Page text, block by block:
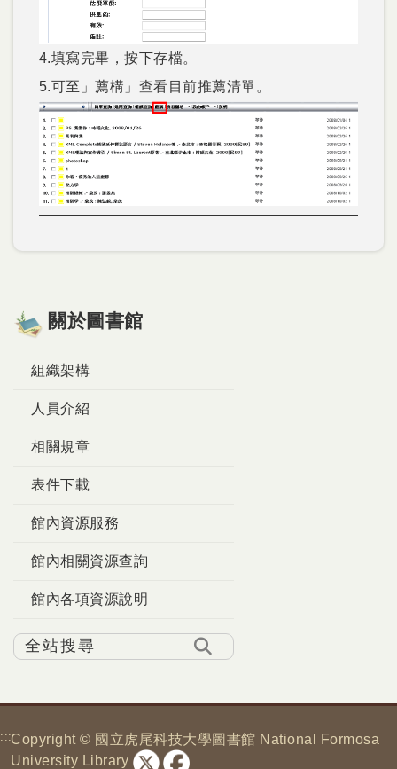
關於圖書館
組織架構
人員介紹
相關規章
表件下載
館內資源服務
館內相關資源查詢
館內各項資源說明
4.填寫完畢，按下存檔。
5.可至」薦構」查看目前推薦清單。
:::Copyright © 國立虎尾科技大學圖書館 National Formosa
University Library